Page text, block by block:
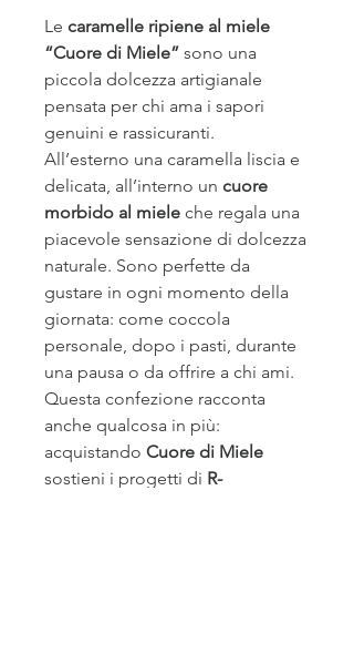
Le caramelle ripiene al miele
“Cuore di Miele” sono una
piccola dolcezza artigianale
pensata per chi ama i sapori
genuini e rassicuranti.
All’esterno una caramella liscia e
delicata, all’interno un cuore
morbido al miele che regala una
piacevole sensazione di dolcezza
naturale. Sono perfette da
gustare in ogni momento della
giornata: come coccola
personale, dopo i pasti, durante
una pausa o da offrire a chi ami.
Questa confezione racconta
anche qualcosa in più:
acquistando Cuore di Miele
sostieni i progetti di R-